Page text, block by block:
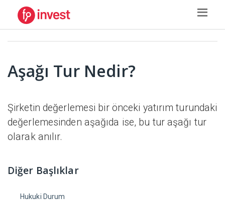
Aşağı Tur Nedir?
Şirketin değerlemesi bir önceki yatırım turundaki
değerlemesinden aşağıda ise, bu tur aşağı tur
olarak anılır.
Diğer Başlıklar
Hukuki Durum